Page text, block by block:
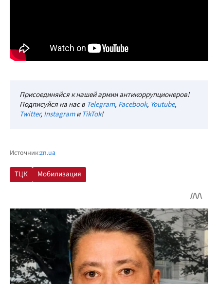
Присоединяйся к нашей армии антикоррупционеров!
Подписуйся на нас в Telegram, Facebook, Youtube,
Twitter, InstagramиTikTok!
Источник:zn.ua
ТЦК Мобилизация